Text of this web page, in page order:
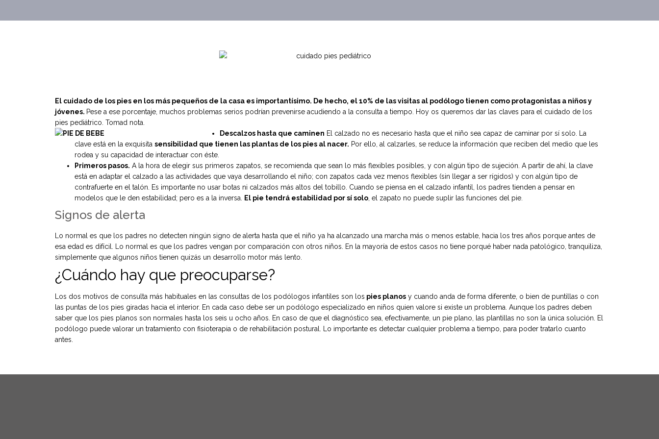
El cuidado de los pies en los más pequeños de la casa es importantísimo. De hecho, el 10% de las visitas al podólogo tienen como protagonistas a niños y
jóvenes. Pese a ese porcentaje, muchos problemas serios podrían prevenirse acudiendo a la consulta a tiempo. Hoy os queremos dar las claves para el cuidado de los
pies pediátrico. Tomad nota.
Descalzos hasta que caminen El calzado no es necesario hasta que el niño sea capaz de caminar por sí solo. La
clave está en la exquisita sensibilidad que tienen las plantas de los pies al nacer. Por ello, al calzarles, se reduce la información que reciben del medio que les
rodea y su capacidad de interactuar con éste.
Primeros pasos. A la hora de elegir sus primeros zapatos, se recomienda que sean lo más flexibles posibles, y con algún tipo de sujeción. A partir de ahí, la clave
está en adaptar el calzado a las actividades que vaya desarrollando el niño; con zapatos cada vez menos flexibles (sin llegar a ser rígidos) y con algún tipo de
contrafuerte en el talón. Es importante no usar botas ni calzados más altos del tobillo. Cuando se piensa en el calzado infantil, los padres tienden a pensar en
modelos que le den estabilidad; pero es a la inversa. El pie tendrá estabilidad por sí solo, el zapato no puede suplir las funciones del pie.
Signos de alerta
Lo normal es que los padres no detecten ningún signo de alerta hasta que el niño ya ha alcanzado una marcha más o menos estable, hacia los tres años porque antes de
esa edad es difícil. Lo normal es que los padres vengan por comparación con otros niños. En la mayoría de estos casos no tiene porqué haber nada patológico, tranquiliza,
simplemente que algunos niños tienen quizás un desarrollo motor más lento.
¿Cuándo hay que preocuparse?
Los dos motivos de consulta más habituales en las consultas de los podólogos infantiles son los pies planos y cuando anda de forma diferente, o bien de puntillas o con
las puntas de los pies giradas hacia el interior. En cada caso debe ser un podólogo especializado en niños quien valore si existe un problema. Aunque los padres deben
saber que los pies planos son normales hasta los seis u ocho años. En caso de que el diagnóstico sea, efectivamente, un pie plano, las plantillas no son la única solución. El
podólogo puede valorar un tratamiento con fisioterapia o de rehabilitación postural. Lo importante es detectar cualquier problema a tiempo, para poder tratarlo cuanto
antes.